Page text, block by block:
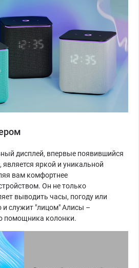
дисплей, впервые появившийся
яркой и уникальной
вам комфортнее
Он не только
выводить часы, погоду или
служит "лицом" Алисы –
помощника колонки.